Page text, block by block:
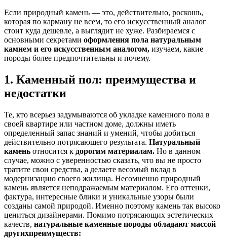
Если природный камень — это, действительно, роскошь,
которая по карману не всем, то его искусственный аналог
стоит куда дешевле, а выглядит не хуже. Разбираемся с
основными секретами оформления пола натуральным
камнем и его искусственным аналогом, изучаем, какие
породы более предпочтительны и почему.
1. Каменный пол: преимущества и
недостатки
Те, кто всерьез задумываются об укладке каменного пола в
своей квартире или частном доме, должны иметь
определенный запас знаний и умений, чтобы добиться
действительно потрясающего результата. Натуральный
камень относится к дорогим материалам. Но в данном
случае, можно с уверенностью сказать, что вы не просто
тратите свои средства, а делаете весомый вклад в
модернизацию своего жилища. Несомненно природный
камень является неподражаемым материалом. Его оттенки,
фактура, интересные блики и уникальные узоры были
созданы самой природой. Именно поэтому камень так высоко
цениться дизайнерами. Помимо потрясающих эстетических
качеств, натуральные каменные породы обладают массой
другихпреимуществ: